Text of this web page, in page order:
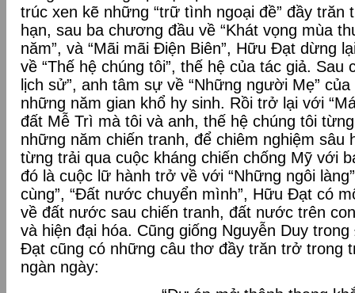
trúc xen kẽ những “trữ tình ngoại đề” đầy trăn
hạn, sau ba chương đầu về “Khát vọng mùa
năm”, và “Mãi mãi Điện Biên”, Hữu Đạt dừng
về “Thế hệ chúng tôi”, thế hệ của tác giả. Sau
lịch sử”, anh tâm sự về “Những người Mẹ”
những năm gian khổ hy sinh. Rồi trở lại với
đất Mễ Trì mà tôi và anh, thế hệ chúng tôi
những năm chiến tranh, để chiêm nghiệm
từng trải qua cuộc kháng chiến chống Mỹ với
đó là cuộc lữ hành trở về với “Những ngôi
cùng”, “Đất nước chuyển mình”, Hữu Đạt có
về đất nước sau chiến tranh, đất nước trên
và hiện đại hóa. Cũng giống Nguyễn Duy trong
Đạt cũng có những câu thơ đầy trăn trở trong
ngàn ngày: